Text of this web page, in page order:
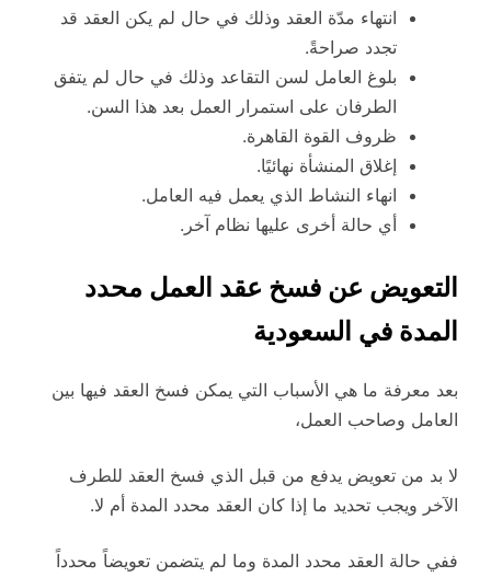
انتهاء مدّة العقد وذلك في حال لم يكن العقد قد
تجدد صراحةً.
بلوغ العامل لسن التقاعد وذلك في حال لم يتفق
الطرفان على استمرار العمل بعد هذا السن.
ظروف القوة القاهرة.
إغلاق المنشأة نهائيًا.
انهاء النشاط الذي يعمل فيه العامل.
أي حالة أخرى عليها نظام آخر.
التعويض عن فسخ عقد العمل محدد
المدة في السعودية
بعد معرفة ما هي الأسباب التي يمكن فسخ العقد فيها بين
العامل وصاحب العمل،
لا بد من تعويض يدفع من قبل الذي فسخ العقد للطرف
الآخر ويجب تحديد ما إذا كان العقد محدد المدة أم لا.
ففي حالة العقد محدد المدة وما لم يتضمن تعويضاً محدداً